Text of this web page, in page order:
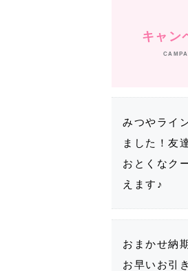
キャン
みつやライ
ました！友
おとくなク
えます♪
おまかせ納
お早いお引